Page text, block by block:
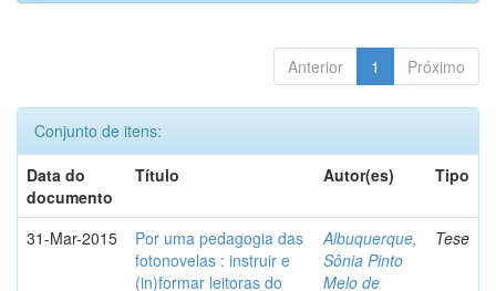
Anterior 1 Próximo
Conjunto de itens:
Data do
documento
Título Autor(es) Tipo
31-Mar-2015
Por uma pedagogia das
fotonovelas : instruir e
(in)formar leitoras do
Albuquerque,
Sônia Pinto
Melo de
Tese